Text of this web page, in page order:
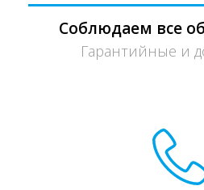
Соблюдаем все
Гарантийные и